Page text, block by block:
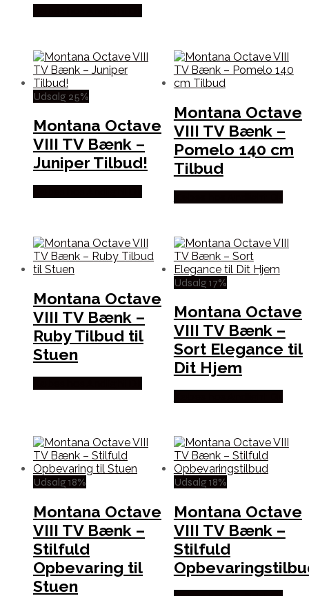
Udsalg 25%
Montana Octave
VIII TV Bænk –
Juniper Tilbud!
Montana Octave
VIII TV Bænk –
Pomelo 140 cm
Tilbud
Montana Octave
VIII TV Bænk –
Ruby Tilbud til
Stuen
Udsalg 17%
Montana Octave
VIII TV Bænk –
Sort Elegance til
Dit Hjem
Udsalg 18%
Montana Octave
VIII TV Bænk –
Stilfuld
Opbevaring til
Stuen
Udsalg 18%
Montana Octave
VIII TV Bænk –
Stilfuld